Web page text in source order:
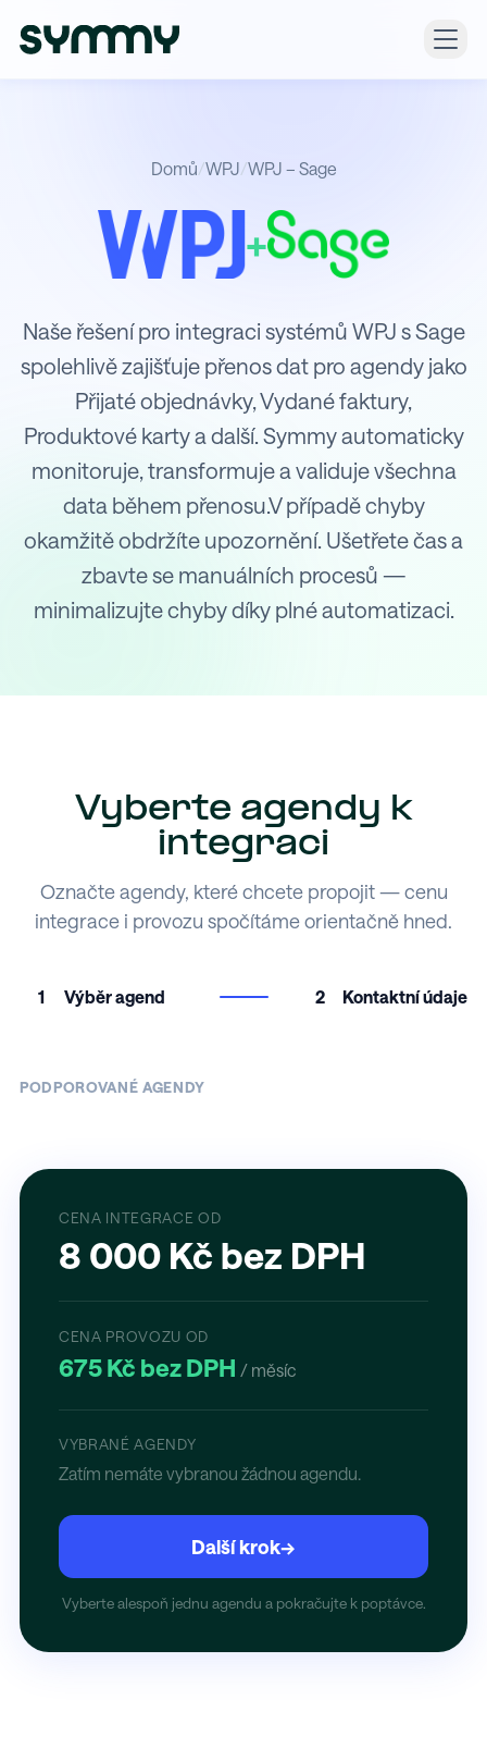
Domů/WPJ/WPJ – Sage
+
Integrace WPJ s Sage
Naše řešení pro integraci systémů WPJ s Sage
spolehlivě zajišťuje přenos dat pro agendy jako
Přijaté objednávky, Vydané faktury,
Produktové karty a další. Symmy automaticky
monitoruje, transformuje a validuje všechna
data během přenosu.V případě chyby
okamžitě obdržíte upozornění. Ušetřete čas a
zbavte se manuálních procesů —
minimalizujte chyby díky plné automatizaci.
Vyberte agendy k
integraci
Označte agendy, které chcete propojit — cenu
integrace i provozu spočítáme orientačně hned.
1 Výběr agend 2 Kontaktní údaje
PODPOROVANÉ AGENDY
CENA INTEGRACE OD
8 000 Kč bez DPH
CENA PROVOZU OD
675 Kč bez DPH / měsíc
VYBRANÉ AGENDY
Zatím nemáte vybranou žádnou agendu.
Další krok→
Vyberte alespoň jednu agendu a pokračujte k poptávce.